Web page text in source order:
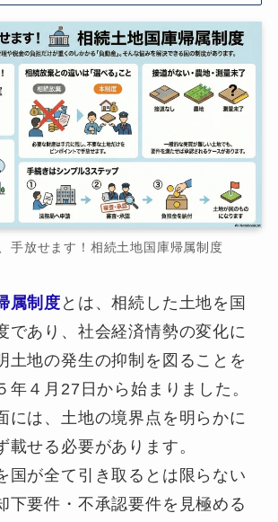
手放せます！相続土地国庫帰属制度
属制度 とは、相続した土地を国
であり、社会経済情勢の変化に
土地の発生の抑制を図ることを
年４月27日から始まりました。
には、土地の境界点を明らかに
載せる必要があります。
国が全て引き取るとは限らない
下要件・不承認要件を見極める